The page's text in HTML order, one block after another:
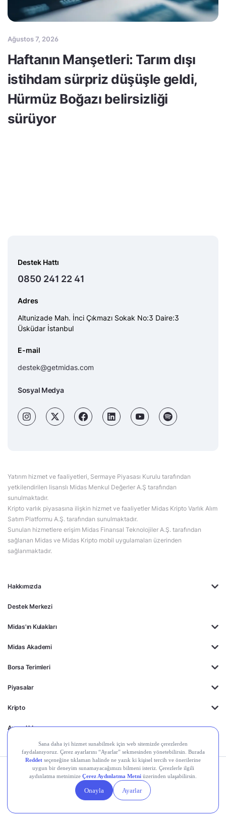
Ağustos 7, 2026
Haftanın Manşetleri: Tarım dışı
istihdam sürpriz düşüşle geldi,
Hürmüz Boğazı belirsizliği
sürüyor
Hakkımızda
Destek Merkezi
Midas'ın Kulakları
Midas Akademi
Borsa Terimleri
Piyasalar
Kripto
Ayrıcalıklar
Destek Hattı
0850 241 22 41
Adres
Altunizade Mah. İnci Çıkmazı Sokak No:3 Daire:3
Üsküdar İstanbul
E-mail
destek@getmidas.com
Sosyal Medya
Yatırım hizmet ve faaliyetleri, Sermaye Piyasası Kurulu tarafından
yetkilendirilen lisanslı Midas Menkul Değerler A.Ş tarafından
sunulmaktadır.
Kripto varlık piyasasına ilişkin hizmet ve faaliyetler Midas Kripto Varlık Alım
Satım Platformu A.Ş. tarafından sunulmaktadır.
Sunulan hizmetlere erişim Midas Finansal Teknolojiler A.Ş. tarafından
sağlanan Midas ve Midas Kripto mobil uygulamaları üzerinden
sağlanmaktadır.
Kişisel Verilerin
Gizlilik
Politikası
Yasal
Duyurular
Çerez